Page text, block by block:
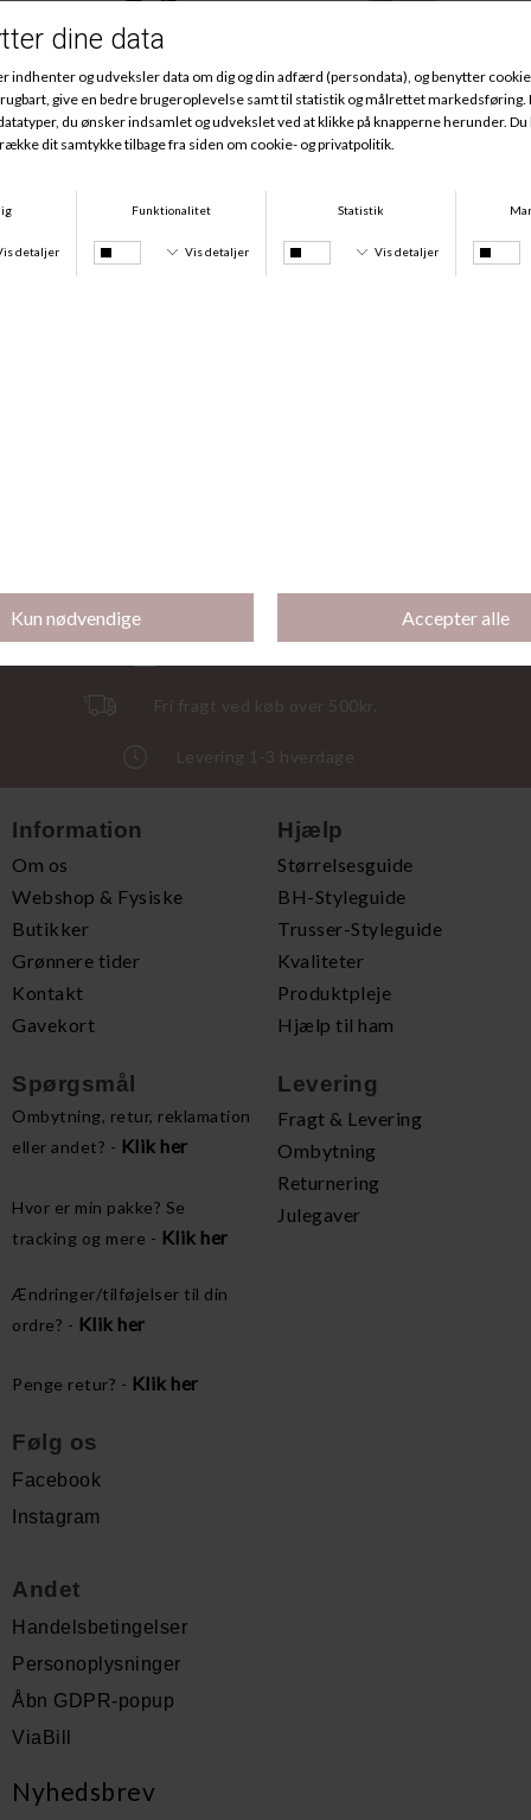
DKK 199,95
DKK 120,00
Fri fragt ved køb over 500kr.
Levering 1-3 hverdage
Information
Om os
Webshop & Fysiske
Butikker
Grønnere tider
Kontakt
Gavekort
Hjælp
Størrelsesguide
BH-Styleguide
Trusser-Styleguide
Kvaliteter
Produktpleje
Hjælp til ham
Spørgsmål
Ombytning, retur, reklamation
eller andet? - Klik her
Hvor er min pakke? Se
tracking og mere - Klik her
Ændringer/tilføjelser til din
ordre? - Klik her
Penge retur? - Klik her
Levering
Fragt & Levering
Ombytning
Returnering
Julegaver
Følg os
Facebook
Instagram
Andet
Handelsbetingelser
Personoplysninger
Åbn GDPR-popup
ViaBill
Nyhedsbrev